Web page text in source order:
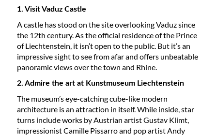
1. Visit Vaduz Castle
A castle has stood on the site overlooking Vaduz since
the 12th century. As the official residence of the Prince
of Liechtenstein, it isn’t open to the public. But it’s an
impressive sight to see from afar and offers unbeatable
panoramic views over the town and Rhine.
2. Admire the art at Kunstmuseum Liechtenstein
The museum’s eye-catching cube-like modern
architecture is an attraction in itself. While inside, star
turns include works by Austrian artist Gustav Klimt,
impressionist Camille Pissarro and pop artist Andy